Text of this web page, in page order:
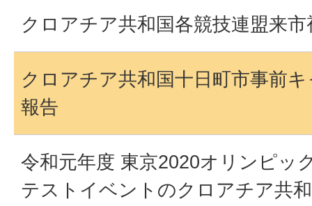
クロアチア共和国各競技連盟来市
クロアチア共和国十日町市事前
報告
令和元年度 東京2020オリンピッ
テストイベントのクロアチア共